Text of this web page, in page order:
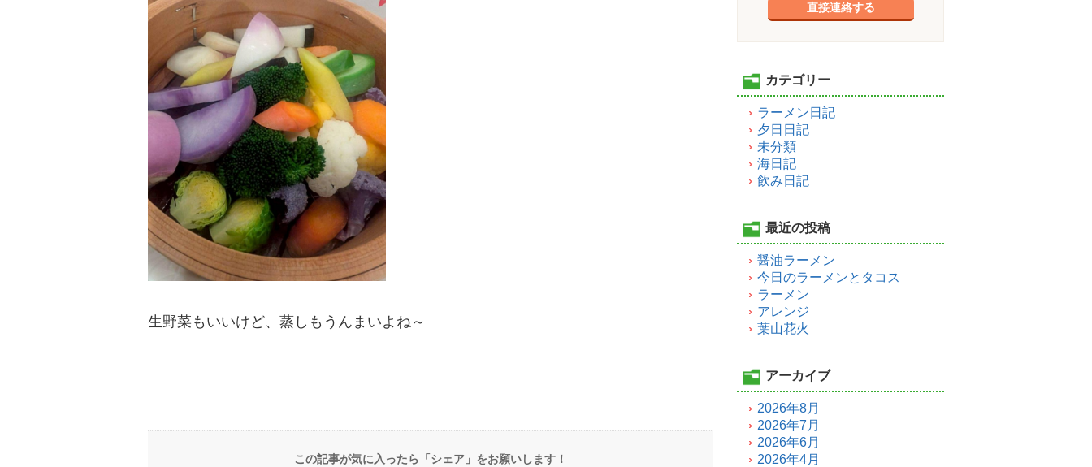
生野菜もいいけど、蒸しもうんまいよね～
この記事が気に入ったら「シェア」をお願いします！
直接連絡する
カテゴリー
ラーメン日記
夕日日記
未分類
海日記
飲み日記
最近の投稿
醤油ラーメン
今日のラーメンとタコス
ラーメン
アレンジ
葉山花火
アーカイブ
2026年8月
2026年7月
2026年6月
2026年4月